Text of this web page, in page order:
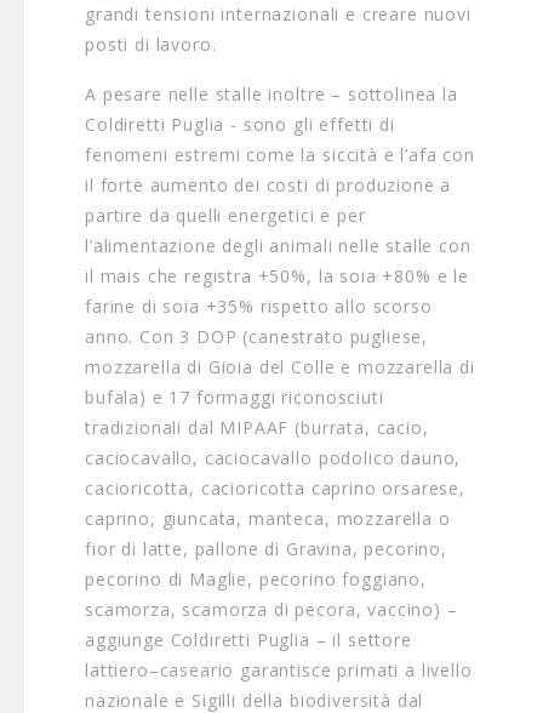
grandi tensioni internazionali e creare nuovi
posti di lavoro.
A pesare nelle stalle inoltre – sottolinea la
Coldiretti Puglia - sono gli effetti di
fenomeni estremi come la siccità e l’afa con
il forte aumento dei costi di produzione a
partire da quelli energetici e per
l’alimentazione degli animali nelle stalle con
il mais che registra +50%, la soia +80% e le
farine di soia +35% rispetto allo scorso
anno. Con 3 DOP (canestrato pugliese,
mozzarella di Gioia del Colle e mozzarella di
bufala) e 17 formaggi riconosciuti
tradizionali dal MIPAAF (burrata, cacio,
caciocavallo, caciocavallo podolico dauno,
cacioricotta, cacioricotta caprino orsarese,
caprino, giuncata, manteca, mozzarella o
fior di latte, pallone di Gravina, pecorino,
pecorino di Maglie, pecorino foggiano,
scamorza, scamorza di pecora, vaccino) –
aggiunge Coldiretti Puglia – il settore
lattiero–caseario garantisce primati a livello
nazionale e Sigilli della biodiversità dal